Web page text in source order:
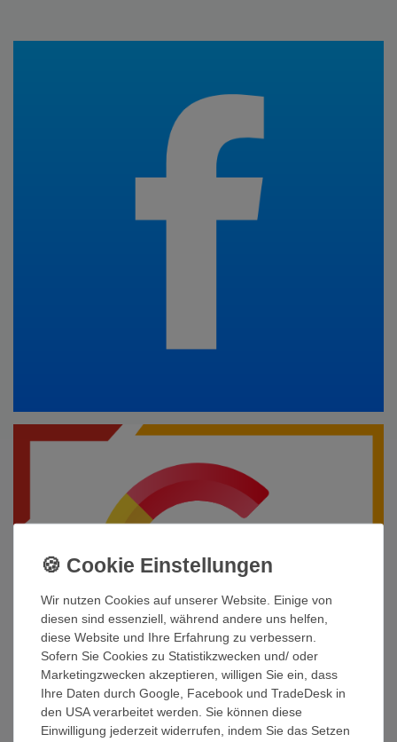
Wir nutzen Cookies auf unserer Website. Einige von
diesen sind essenziell, während andere uns helfen,
diese Website und Ihre Erfahrung zu verbessern.
Sofern Sie Cookies zu Statistikzwecken und/ oder
Marketingzwecken akzeptieren, willigen Sie ein, dass
Ihre Daten durch Google, Facebook und TradeDesk in
den USA verarbeitet werden. Sie können diese
Einwilligung jederzeit widerrufen, indem Sie das Setzen